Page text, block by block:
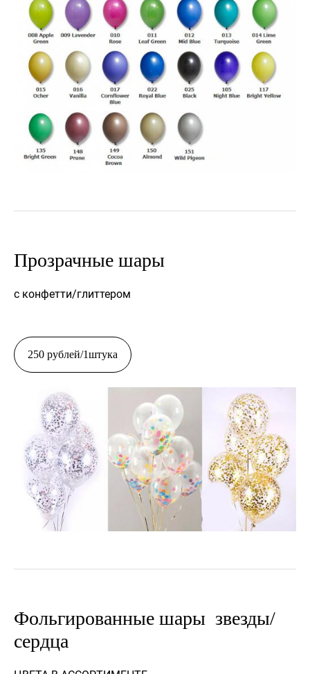
Прозрачные шары
с конфетти/глиттером
250 рублей/1штука
Фольгированные шары звезды/
сердца